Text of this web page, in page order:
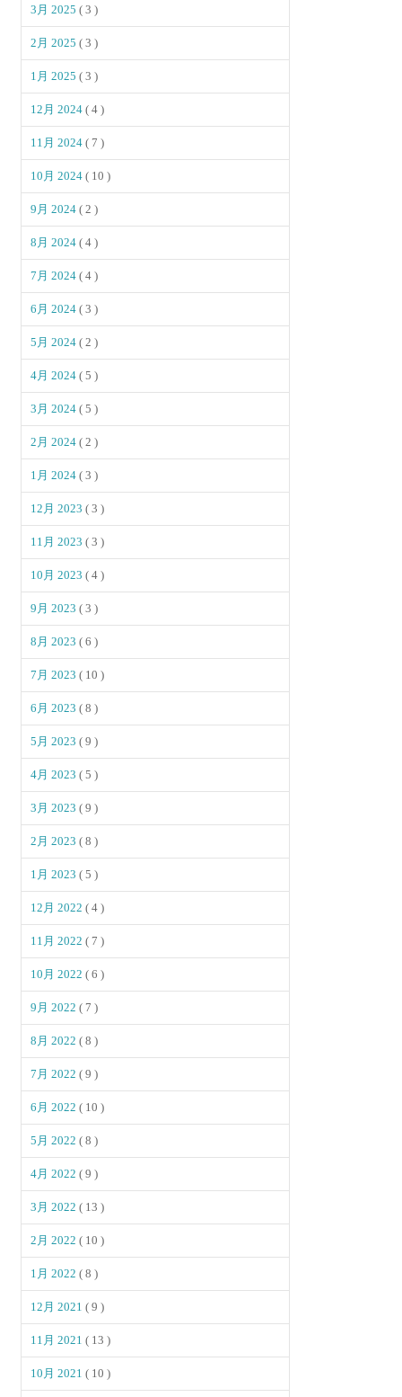
3月 2025( 3 )
2月 2025( 3 )
1月 2025( 3 )
12月 2024( 4 )
11月 2024( 7 )
10月 2024( 10 )
9月 2024( 2 )
8月 2024( 4 )
7月 2024( 4 )
6月 2024( 3 )
5月 2024( 2 )
4月 2024( 5 )
3月 2024( 5 )
2月 2024( 2 )
1月 2024( 3 )
12月 2023( 3 )
11月 2023( 3 )
10月 2023( 4 )
9月 2023( 3 )
8月 2023( 6 )
7月 2023( 10 )
6月 2023( 8 )
5月 2023( 9 )
4月 2023( 5 )
3月 2023( 9 )
2月 2023( 8 )
1月 2023( 5 )
12月 2022( 4 )
11月 2022( 7 )
10月 2022( 6 )
9月 2022( 7 )
8月 2022( 8 )
7月 2022( 9 )
6月 2022( 10 )
5月 2022( 8 )
4月 2022( 9 )
3月 2022( 13 )
2月 2022( 10 )
1月 2022( 8 )
12月 2021( 9 )
11月 2021( 13 )
10月 2021( 10 )